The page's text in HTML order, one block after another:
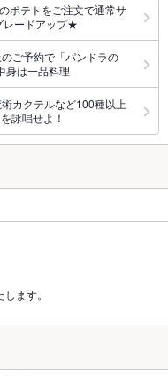
テトをご注文で通常サ
レードアップ★
ご予約で「パンドラの
身は一品料理
カクテルなど100種以上
詠唱せよ！
ます。